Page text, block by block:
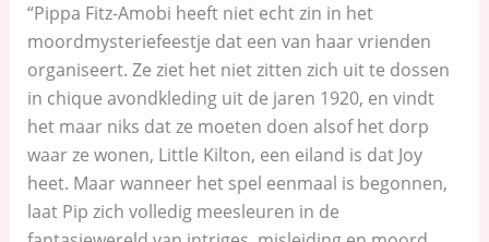
“Pippa Fitz-Amobi heeft niet echt zin in het
moordmysteriefeestje dat een van haar vrienden
organiseert. Ze ziet het niet zitten zich uit te dossen
in chique avondkleding uit de jaren 1920, en vindt
het maar niks dat ze moeten doen alsof het dorp
waar ze wonen, Little Kilton, een eiland is dat Joy
heet. Maar wanneer het spel eenmaal is begonnen,
laat Pip zich volledig meesleuren in de